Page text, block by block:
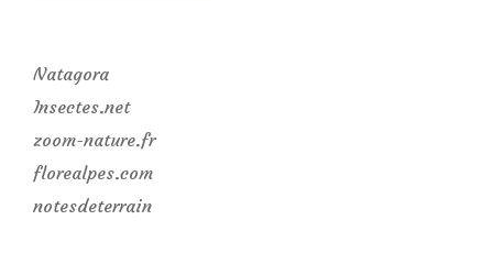
Natagora
Insectes.net
zoom-nature.fr
florealpes.com
notesdeterrain